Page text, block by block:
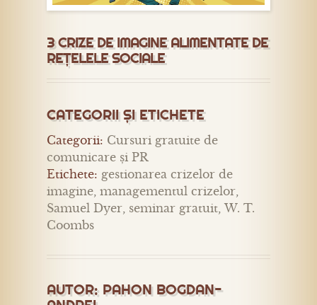
3 CRIZE DE IMAGINE ALIMENTATE DE
REȚELELE SOCIALE
CATEGORII ȘI ETICHETE
Categorii: Cursuri gratuite de
comunicare și PR
Etichete: gestionarea crizelor de
imagine, managementul crizelor,
Samuel Dyer, seminar gratuit,W. T.
Coombs
AUTOR: PAHON BOGDAN-